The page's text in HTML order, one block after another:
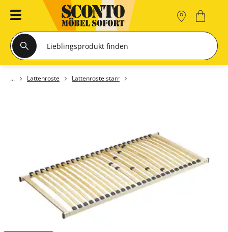
Lattenroste Lattenroste starr